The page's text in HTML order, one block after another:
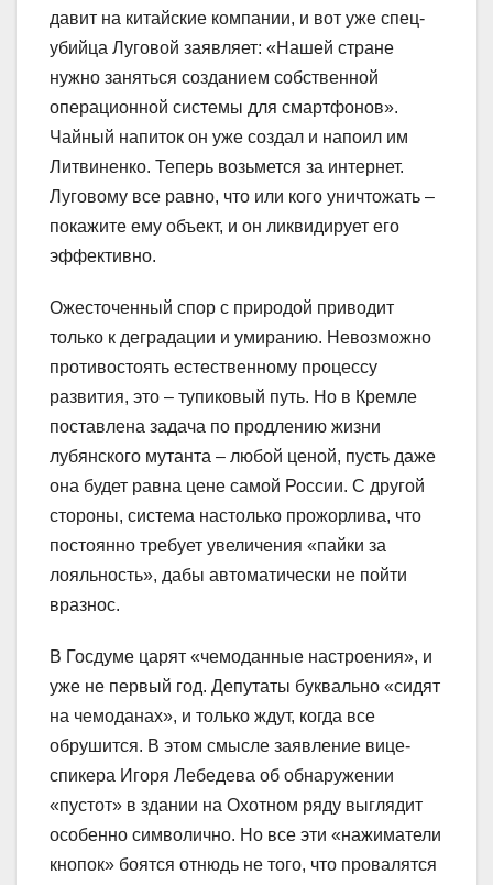
давит на китайские компании, и вот уже спец-
убийца Луговой заявляет: «Нашей стране
нужно заняться созданием собственной
операционной системы для смартфонов».
Чайный напиток он уже создал и напоил им
Литвиненко. Теперь возьмется за интернет.
Луговому все равно, что или кого уничтожать –
покажите ему объект, и он ликвидирует его
эффективно.
Ожесточенный спор с природой приводит
только к деградации и умиранию. Невозможно
противостоять естественному процессу
развития, это – тупиковый путь. Но в Кремле
поставлена задача по продлению жизни
лубянского мутанта – любой ценой, пусть даже
она будет равна цене самой России. С другой
стороны, система настолько прожорлива, что
постоянно требует увеличения «пайки за
лояльность», дабы автоматически не пойти
вразнос.
В Госдуме царят «чемоданные настроения», и
уже не первый год. Депутаты буквально «сидят
на чемоданах», и только ждут, когда все
обрушится. В этом смысле заявление вице-
спикера Игоря Лебедева об обнаружении
«пустот» в здании на Охотном ряду выглядит
особенно символично. Но все эти «нажиматели
кнопок» боятся отнюдь не того, что провалятся